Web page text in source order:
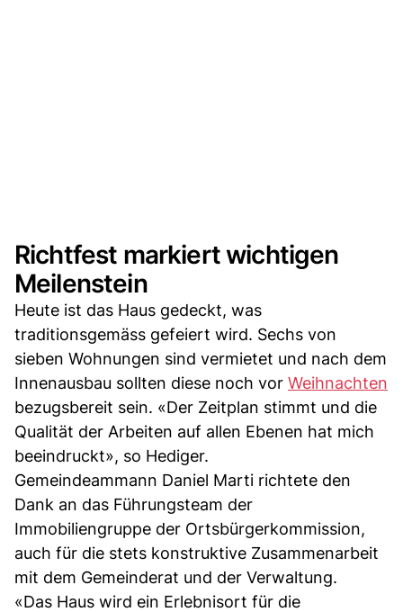
Richtfest markiert wichtigen
Meilenstein
Heute ist das Haus gedeckt, was
traditionsgemäss gefeiert wird. Sechs von
sieben Wohnungen sind vermietet und nach dem
Innenausbau sollten diese noch vor Weihnachten
bezugsbereit sein. «Der Zeitplan stimmt und die
Qualität der Arbeiten auf allen Ebenen hat mich
beeindruckt», so Hediger.
Gemeindeammann Daniel Marti richtete den
Dank an das Führungsteam der
Immobiliengruppe der Ortsbürgerkommission,
auch für die stets konstruktive Zusammenarbeit
mit dem Gemeinderat und der Verwaltung.
«Das Haus wird ein Erlebnisort für die